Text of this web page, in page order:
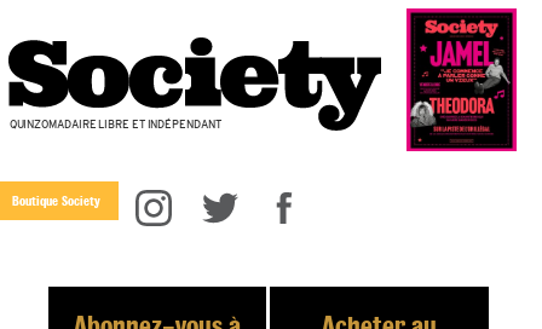
QUINZOMADAIRE LIBRE ET INDÉPENDANT
Boutique Society